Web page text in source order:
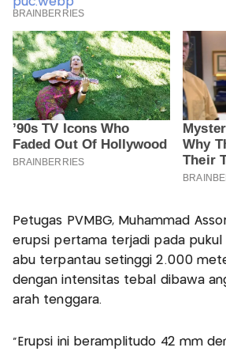
Petugas PVMBG, Muhammad
erupsi pertama terjadi pada pukul
abu terpantau setinggi 2.000
dengan intensitas tebal dibawa
arah tenggara.
"Erupsi ini beramplitudo 42 mm